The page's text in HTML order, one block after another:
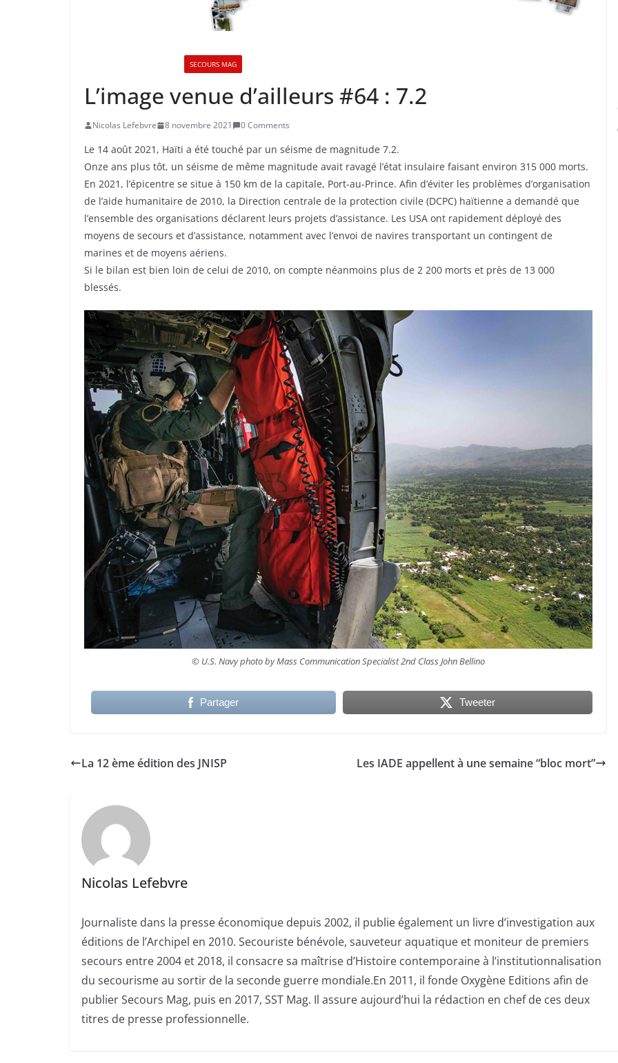
SECOURS MAG
L’image venue d’ailleurs #64 : 7.2
Nicolas Lefebvre 8 novembre 2021 0 Comments
Le 14 août 2021, Haïti a été touché par un séisme de magnitude 7.2.
Onze ans plus tôt, un séisme de même magnitude avait ravagé l’état insulaire faisant environ 315 000 morts.
En 2021, l’épicentre se situe à 150 km de la capitale, Port-au-Prince. Afin d’éviter les problèmes d’organisation
de l’aide humanitaire de 2010, la Direction centrale de la protection civile (DCPC) haïtienne a demandé que
l’ensemble des organisations déclarent leurs projets d’assistance. Les USA ont rapidement déployé des
moyens de secours et d’assistance, notamment avec l’envoi de navires transportant un contingent de
marines et de moyens aériens.
Si le bilan est bien loin de celui de 2010, on compte néanmoins plus de 2 200 morts et près de 13 000
blessés.
© U.S. Navy photo by Mass Communication Specialist 2nd Class John Bellino
Partager Tweeter
La 12 ème édition des JNISP Les IADE appellent à une semaine “bloc mort”
Nicolas Lefebvre
Journaliste dans la presse économique depuis 2002, il publie également un livre d’investigation aux
éditions de l’Archipel en 2010. Secouriste bénévole, sauveteur aquatique et moniteur de premiers
secours entre 2004 et 2018, il consacre sa maîtrise d’Histoire contemporaine à l’institutionnalisation
du secourisme au sortir de la seconde guerre mondiale.En 2011, il fonde Oxygène Editions afin de
publier Secours Mag, puis en 2017, SST Mag. Il assure aujourd’hui la rédaction en chef de ces deux
titres de presse professionnelle.